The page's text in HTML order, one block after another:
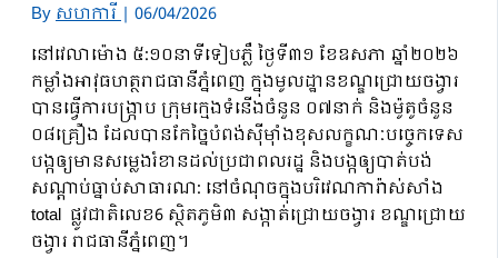
Byសហការី| 06/04/2026
នៅវេលាម៉ោង ៥:១០នាទីទៀបភ្លឺ ថ្ងៃទី៣១ ខែឧសភា ឆ្នាំ២០២៦
កម្លាំងអាវុធហត្ថរាជធានីភ្នំពេញ ក្នុងមូលដ្ឋានខណ្ឌជ្រោយចង្វារ
បានធ្វើការបង្ក្រាប ក្រុមក្មេងទំនើងចំនួន ០៧នាក់ និងម៉ូតូចំនួន
០៨គ្រឿង ដែលបានកែច្នៃបំពង់ស៊ីម៉ាំងខុសលក្ខណៈបច្ចេកទេស
បង្កឲ្យមានសម្លេងរំខានដល់ប្រជាពលរដ្ឋ និងបង្កឲ្យបាត់បង់
សណ្ដាប់ធ្នាប់សាធារណ: នៅចំណុចក្នុងបរិវេណការ៉ាស់សាំង
total ផ្លូវជាតិលេខ6 ស្ថិតភូមិ៣ សង្កាត់ជ្រោយចង្វារ ខណ្ឌជ្រោយ
ចង្វារ រាជធានីភ្នំពេញ។